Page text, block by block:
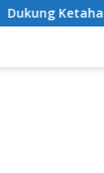
Polsek